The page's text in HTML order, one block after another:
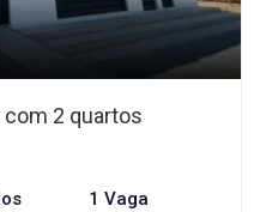
com 2 quartos
1 Vaga